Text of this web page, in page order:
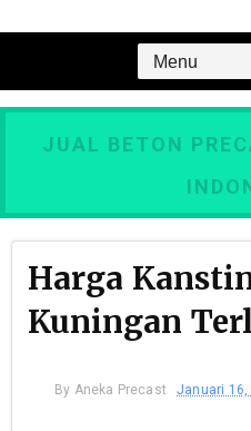
JUAL BETON
Harga
Kuningan
By Aneka Precast Januari 16,